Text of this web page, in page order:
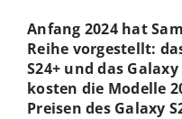
Anfang 2024 hat
Reihe vorgestellt:
S24+ und das
kosten die Modelle
Preisen des Galaxy